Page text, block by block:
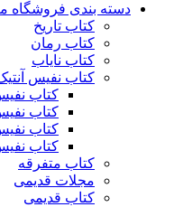
دسته بندی فروشگاه
کتاب تاریخ
کتاب رمان
کتاب نایاب
کتاب نفیس
کتاب
کتاب
کتاب
کتاب
کتاب متفرقه
مجلات قدیمی
کتاب قدیمی